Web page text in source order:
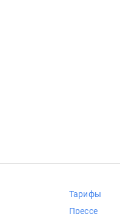
Тарифы
Прессе